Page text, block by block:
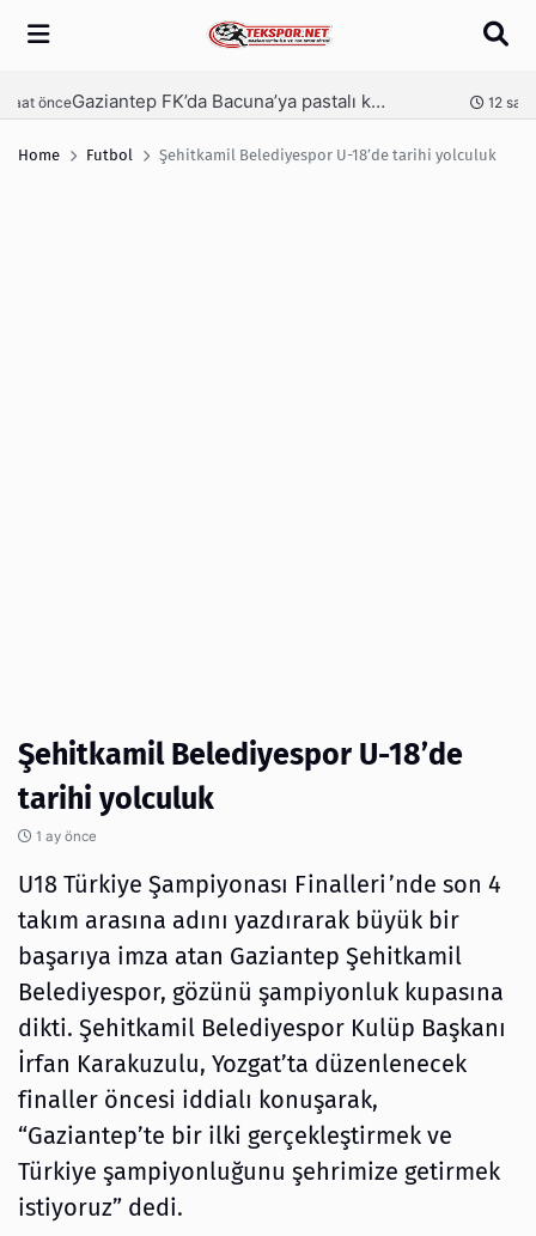
Arama
Gaziantep FK’da Bacuna’ya pastalı karşılama 12 saat önce
Home Futbol Şehitkamil Belediyespor U-18’de tarihi yolculuk
Şehitkamil Belediyespor U-18’de
tarihi yolculuk
1 ay önce
U18 Türkiye Şampiyonası Finalleri’nde son 4
takım arasına adını yazdırarak büyük bir
başarıya imza atan Gaziantep Şehitkamil
Belediyespor, gözünü şampiyonluk kupasına
dikti. Şehitkamil Belediyespor Kulüp Başkanı
İrfan Karakuzulu, Yozgat’ta düzenlenecek
finaller öncesi iddialı konuşarak,
“Gaziantep’te bir ilki gerçekleştirmek ve
Türkiye şampiyonluğunu şehrimize getirmek
istiyoruz” dedi.